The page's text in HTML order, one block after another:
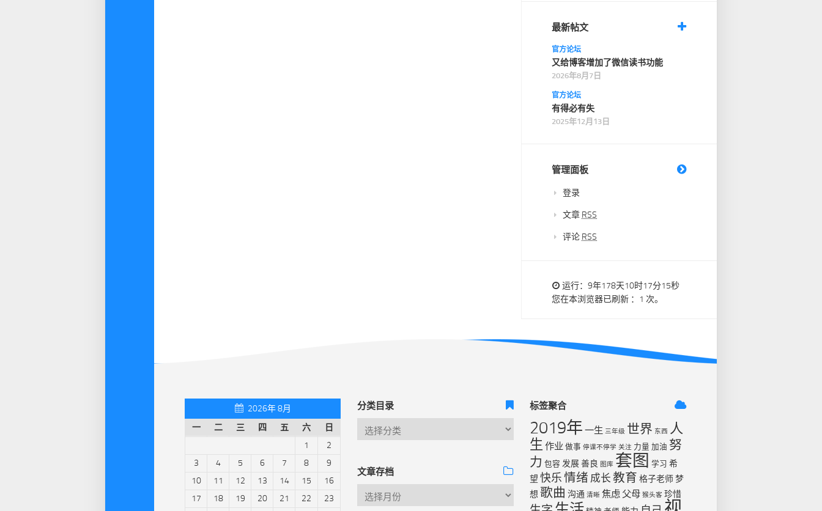
最新帖文
官方论坛
又给博客增加了微信读书功能
2026年8月7日
官方论坛
有得必有失
2025年12月13日
管理面板
登录
文章 RSS
评论 RSS
运行：9年178天10时17分16秒
您在本浏览器已刷新 ：1 次。
2026年 8月
一
二 三 四 五 六
日
1
2
3
4 5 6 7 8
9
10
11 12 13 14 15
16
17
18 19 20 21 22 23
分类目录
文章存档
标签聚合
2019年 一生 三年级 世界 东西 人
生 作业 做事 停课不停学 关注 力量 加油 努
力 包容 发展善良 图库 套图 学习 希
望 快乐情绪 成长 教育 格子老师梦
想 歌曲 沟通 清晰 焦虑 父母 猴头客 珍惜